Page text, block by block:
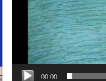
00:00